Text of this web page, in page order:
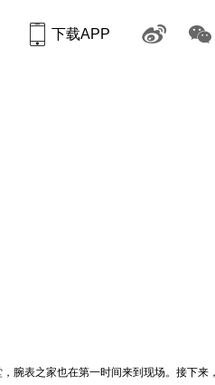
下载APP
腕表之家也在第一时间来到现场。接下